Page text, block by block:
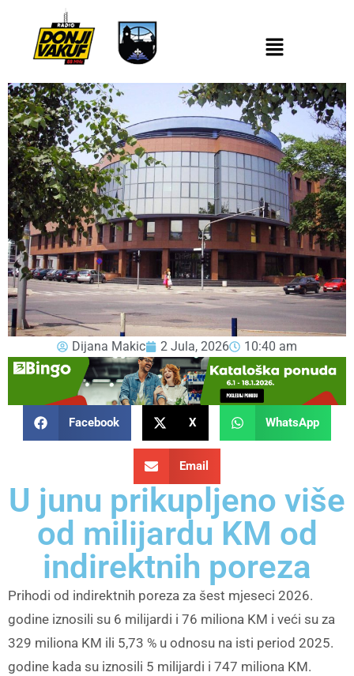
Dijana Makic 2 Jula, 2026 10:40 am
Facebook X WhatsApp
Email
U junu prikupljeno više
od milijardu KM od
indirektnih poreza
Prihodi od indirektnih poreza za šest mjeseci 2026.
godine iznosili su 6 milijardi i 76 miliona KM i veći su za
329 miliona KM ili 5,73 % u odnosu na isti period 2025.
godine kada su iznosili 5 milijardi i 747 miliona KM.